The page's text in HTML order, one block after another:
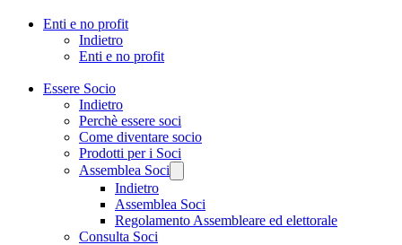
Enti e no profit
Indietro
Enti e no profit
Essere Socio
Indietro
Perchè essere soci
Come diventare socio
Prodotti per i Soci
Assemblea Soci
Indietro
Assemblea Soci
Regolamento Assembleare ed elettorale
Consulta Soci